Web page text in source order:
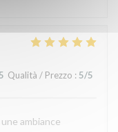
Qualità / Prezzo : 5/5
ambiance